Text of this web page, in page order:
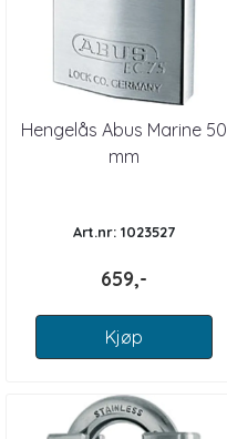
Hengelås Abus Marine 50
mm
Art.nr: 1023527
659,-
Kjøp